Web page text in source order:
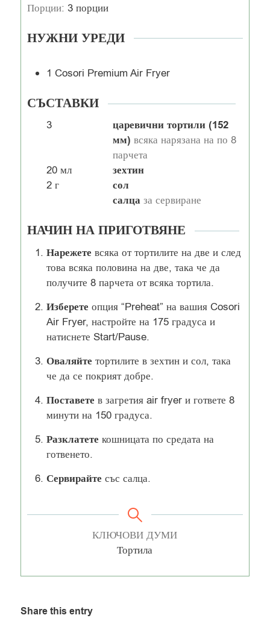
Порции: 3 порции
НУЖНИ УРЕДИ
1 Cosori Premium Air Fryer
СЪСТАВКИ
3
царевични тортили (152
мм) всяка нарязана на по 8
парчета
20 мл зехтин
2 г
сол
салца за сервиране
НАЧИН НА ПРИГОТВЯНЕ
Нарежете всяка от тортилите на две и след
това всяка половина на две, така че да
получите 8 парчета от всяка тортила.
Изберете опция “Preheat” на вашия Cosori
Air Fryer, настройте на 175 градуса и
натиснете Start/Pause.
Оваляйте тортилите в зехтин и сол, така
че да се покрият добре.
Поставете в загретия air fryer и гответе 8
минути на 150 градуса.
Разклатете кошницата по средата на
готвенето.
Сервирайте със салца.
КЛЮЧОВИ ДУМИ
Тортила
Share this entry